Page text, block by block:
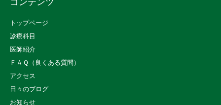
コンテンツ
トップページ
診療科目
医師紹介
ＦＡＱ（良くある質問）
アクセス
日々のブログ
お知らせ